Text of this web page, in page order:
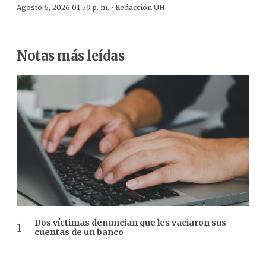
Agosto 6, 2026 01:59 p. m. · Redacción ÚH
Notas más leídas
Dos víctimas denuncian que les vaciaron sus
cuentas de un banco